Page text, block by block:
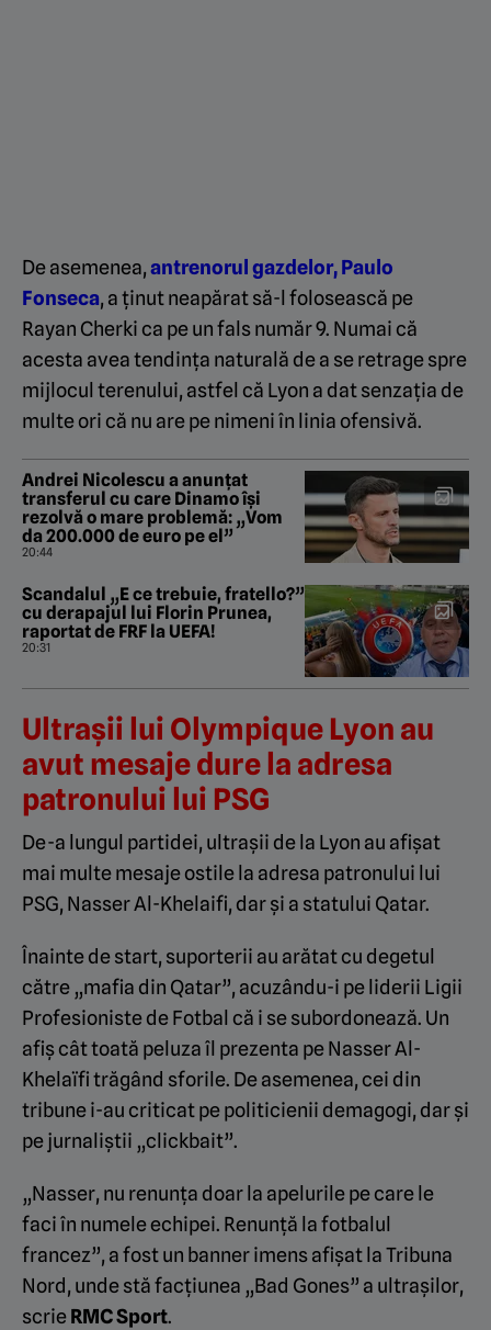
De asemenea,antrenorul gazdelor, Paulo
Fonseca, a ținut neapărat să-l folosească pe
Rayan Cherki ca pe un fals număr 9. Numai că
acesta avea tendința naturală de a se retrage spre
mijlocul terenului, astfel că Lyon a dat senzația de
multe ori că nu are pe nimeni în linia ofensivă.
Andrei Nicolescu a anunțat
transferul cu care Dinamo își
rezolvă o mare problemă: „Vom
da 200.000 de euro pe el”
20:44
Scandalul „E ce trebuie, fratello?”
cu derapajul lui Florin Prunea,
raportat de FRF la UEFA!
20:31
Ultrașii lui Olympique Lyon au
avut mesaje dure la adresa
patronului lui PSG
De-a lungul partidei, ultrașii de la Lyon au afișat
mai multe mesaje ostile la adresa patronului lui
PSG, Nasser Al-Khelaifi, dar și a statului Qatar.
Înainte de start, suporterii au arătat cu degetul
către „mafia din Qatar”, acuzându-i pe liderii Ligii
Profesioniste de Fotbal că i se subordonează. Un
afiș cât toată peluza îl prezenta pe Nasser Al-
Khelaïfi trăgând sforile. De asemenea, cei din
tribune i-au criticat pe politicienii demagogi, dar și
pe jurnaliştii „clickbait”.
„Nasser, nu renunța doar la apelurile pe care le
faci în numele echipei. Renunță la fotbalul
francez”, a fost un banner imens afișat la Tribuna
Nord, unde stă facțiunea „Bad Gones” a ultrașilor,
scrieRMC Sport.